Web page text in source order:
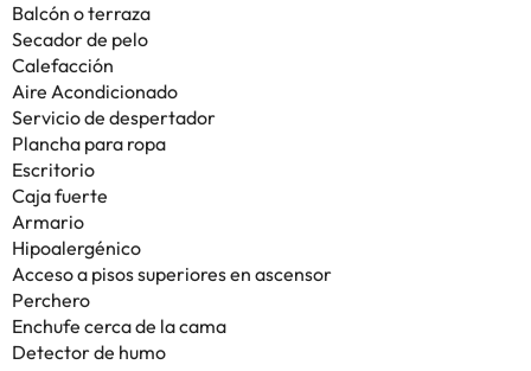
Balcón o terraza
Secador de pelo
Calefacción
Aire Acondicionado
Servicio de despertador
Plancha para ropa
Escritorio
Caja fuerte
Armario
Hipoalergénico
Acceso a pisos superiores en ascensor
Perchero
Enchufe cerca de la cama
Detector de humo